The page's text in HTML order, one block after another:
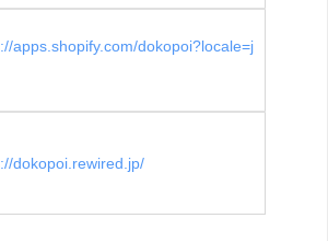
apps.shopify.com/dokopoi?locale=j
dokopoi.rewired.jp/